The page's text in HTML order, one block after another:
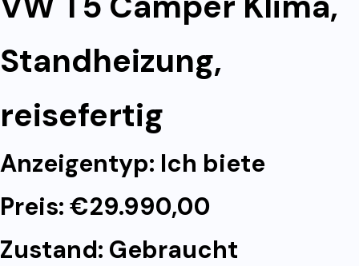
Standheizung,
reisefertig
Anzeigentyp: Ich biete
Preis: €29.990,00
Zustand: Gebraucht